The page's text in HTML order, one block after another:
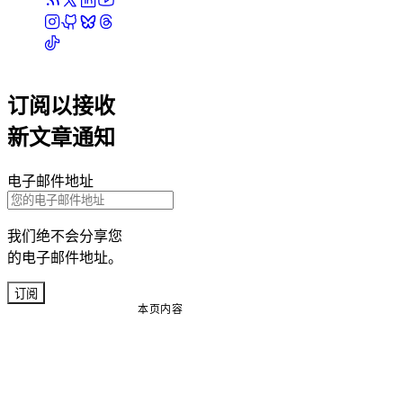
本页内容
订阅以接收
新文章通知
电子邮件地址
我们绝不会分享您
的电子邮件地址。
订阅